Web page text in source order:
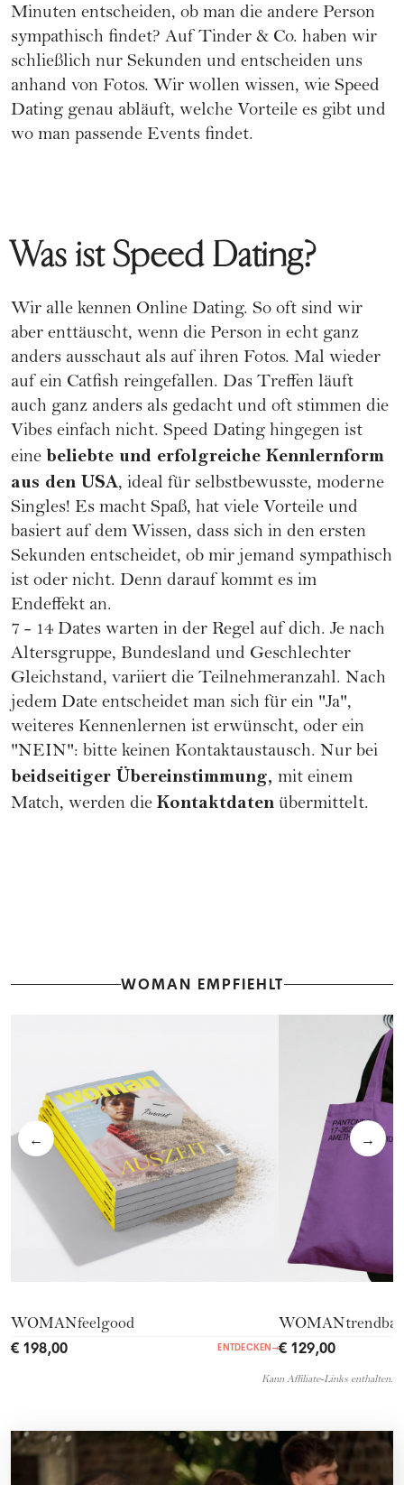
Minuten entscheiden, ob man die andere Person
sympathisch findet? Auf Tinder & Co. haben wir
schließlich nur Sekunden und entscheiden uns
anhand von Fotos. Wir wollen wissen, wie Speed
Dating genau abläuft, welche Vorteile es gibt und
wo man passende Events findet.
Was ist Speed Dating?
Wir alle kennen Online Dating. So oft sind wir
aber enttäuscht, wenn die Person in echt ganz
anders ausschaut als auf ihren Fotos. Mal wieder
auf ein Catfish reingefallen. Das Treffen läuft
auch ganz anders als gedacht und oft stimmen die
Vibes einfach nicht. Speed Dating hingegen ist
eine beliebte und erfolgreiche Kennlernform
aus den USA, ideal für selbstbewusste, moderne
Singles! Es macht Spaß, hat viele Vorteile und
basiert auf dem Wissen, dass sich in den ersten
Sekunden entscheidet, ob mir jemand sympathisch
ist oder nicht. Denn darauf kommt es im
Endeffekt an.
7 - 14 Dates warten in der Regel auf dich. Je nach
Altersgruppe, Bundesland und Geschlechter
Gleichstand, variiert die Teilnehmeranzahl. Nach
jedem Date entscheidet man sich für ein "Ja",
weiteres Kennenlernen ist erwünscht, oder ein
"NEIN": bitte keinen Kontaktaustausch. Nur bei
beidseitiger Übereinstimmung, mit einem
Match, werden die Kontaktdaten übermittelt.
WOMAN EMPFIEHLT
← →
WOMANfeelgood
€ 198,00 ENTDECKEN →€ 129,00
Kann Affiliate-Links enthalten.